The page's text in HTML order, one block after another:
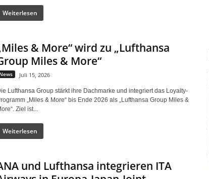
Weiterlesen
& More“ wird zu „Lufthansa
Miles & More“
News Juli 15, 2026
Lufthansa Group stärkt ihre Dachmarke und integriert das Loyalty-
„Miles & More“ bis Ende 2026 als „Lufthansa Group Miles &
Ziel ist...
Weiterlesen
und Lufthansa integrieren ITA